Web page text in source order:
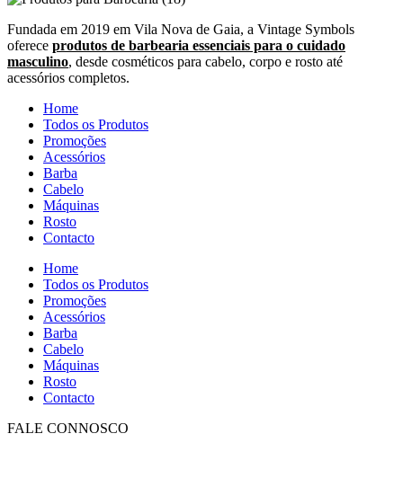
Fundada em 2019 em Vila Nova de Gaia, a Vintage Symbols
oferece produtos de barbearia essenciais para o cuidado
masculino, desde cosméticos para cabelo, corpo e rosto até
acessórios completos.
Home
Todos os Produtos
Promoções
Acessórios
Barba
Cabelo
Máquinas
Rosto
Contacto
Home
Todos os Produtos
Promoções
Acessórios
Barba
Cabelo
Máquinas
Rosto
Contacto
FALE CONNOSCO